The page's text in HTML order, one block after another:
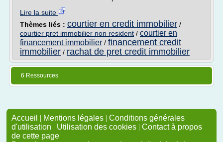
Lire la suite
Thèmes liés : courtier en credit immobilier /
courtier pret immobilier non resident / courtier en
financement immobilier / financement credit
immobilier / rachat de pret credit immobilier
6 Ressources
Accueil | Mentions légales | Conditions générales
d'utilisation | Utilisation des cookies | Contact à propos
de cette page